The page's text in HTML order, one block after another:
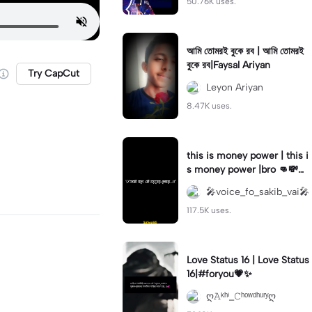
Try CapCut
আমি তোমরই বুকে রব | আমি তোমরই
বুকে রব|Faysal Ariyan
Leyon Ariyan
8.47K uses.
this is money power | this i
s money power |bro 👊💸👎
#sakibvai #foryouuuu♡ #f
уρ #fypツ⁠ #foryou💗✨
🎤voice_fo_sakib_vai🎤
117.5K uses.
Love Status 16 | Love Status
16|#foryou💗✨
ღ𝙰ᵏʰⁱ_𝙲ʰᵒʷᵈʰᵘʳʸღ